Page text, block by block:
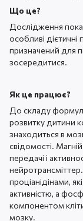
Що це?
Дослідження
особливі
призначений для
зосередитися.
Як це працює?
До складу
розвитку дитини
знаходиться в
свідомості.
передачі і
проціанідінами,
активністю, а
компонентом
мозку.